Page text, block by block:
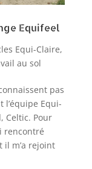
Equifeel
Equi-Claire,
au sol
pas
l’équipe Equi-
Celtic. Pour
rencontré
il m’a rejoint